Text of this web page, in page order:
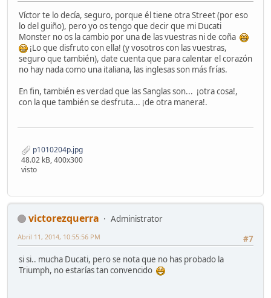
Víctor te lo decía, seguro, porque él tiene otra Street (por eso
lo del guiño), pero yo os tengo que decir que mi Ducati
Monster no os la cambio por una de las vuestras ni de coña
¡Lo que disfruto con ella! (y vosotros con las vuestras,
seguro que también), date cuenta que para calentar el corazón
no hay nada como una italiana, las inglesas son más frías.
En fin, también es verdad que las Sanglas son... ¡otra cosa!,
con la que también se desfruta... ¡de otra manera!.
p1010204p.jpg
48.02 kB, 400x300
visto
victorezquerra
Administrator
#7
Abril 11, 2014, 10:55:56 PM
si si.. mucha Ducati, pero se nota que no has probado la
Triumph, no estarías tan convencido